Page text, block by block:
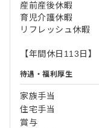
産前産後休暇
育児介護休暇
リフレッシュ休暇
【年間休日113日】
待遇・福利厚生
家族手当
住宅手当
賞与